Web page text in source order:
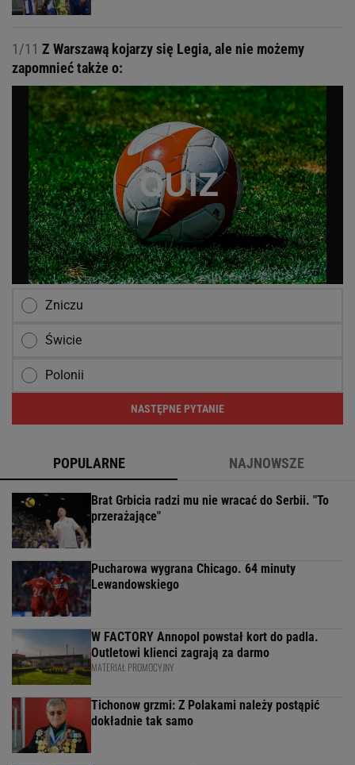
1/11 Z Warszawą kojarzy się Legia, ale nie możemy
zapomnieć także o:
Zniczu
Świcie
Polonii
NASTĘPNE PYTANIE
POPULARNE NAJNOWSZE
Brat Grbicia radzi mu nie wracać do Serbii. "To
przerażające"
Pucharowa wygrana Chicago. 64 minuty
Lewandowskiego
W FACTORY Annopol powstał kort do padla.
Outletowi klienci zagrają za darmo
MATERIAŁ PROMOCYJNY
Tichonow grzmi: Z Polakami należy postąpić
dokładnie tak samo